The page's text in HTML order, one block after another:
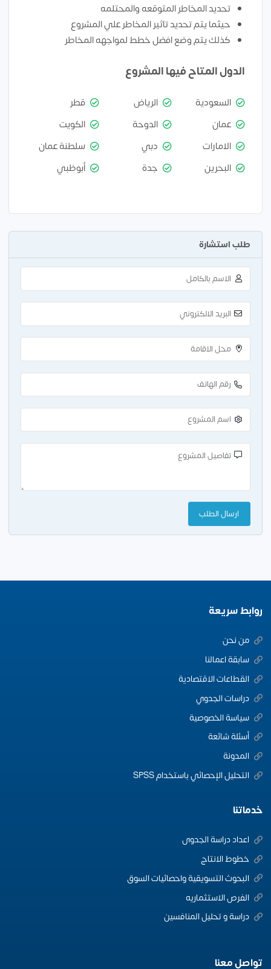
تحديد المخاطر المتوقعه والمحتلمه
حيثما يتم تحديد تاثير المخاطر علي المشروع
كذلك يتم وضع افضل خطط لمواجهه المخاطر
الدول المتاح فيها المشروع
السعودية الرياض
قطر
عمان
الدوحة
الكويت
الامارات
دبي
سلطنة عمان
البحرين
جدة أبوظبي
طلب استشارة
روابط سريعة
من نحن
سابقة اعمالنا
القطاعات الاقتصادية
دراسات الجدوي
سياسة الخصوصية
أسئلة شائعة
المدونة
التحليل الإحصائي باستخدام SPSS
خدماتنا
اعداد دراسة الجدوى
خطوط الانتاج
البحوث التسويقية واحصائيات السوق
الفرص الاستثماريه
دراسة و تحليل المنافسين
تواصل معنا